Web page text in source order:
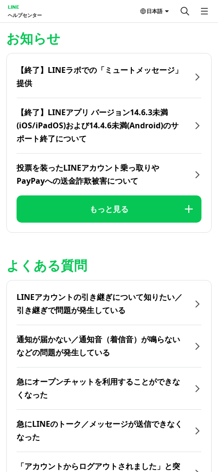
LINE
ヘルプセンター
日本語
お知らせ
【終了】LINEラボでの「ミュートメッセージ」
提供
【終了】LINEアプリ バージョン14.6.3未満
(iOS/iPadOS)および14.4.6未満(Android)のサ
ポート終了について
投票を装ったLINEアカウント乗っ取りや
PayPayへの送金詐欺被害について
もっと見る
よくある質問
LINEアカウントの引き継ぎについて知りたい／
引き継ぎで問題が発生している
通知が届かない／通知音（着信音）が鳴らない
などの問題が発生している
急にオープンチャットを利用することができな
くなった
急にLINEのトーク／メッセージが送信できなく
なった
「アカウントからログアウトされました」と突